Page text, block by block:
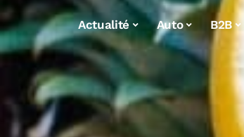
Actualité Auto B2B